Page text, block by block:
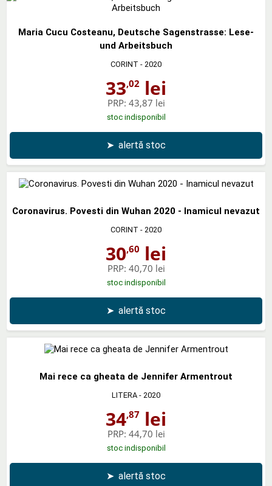
Maria Cucu Costeanu, Deutsche Sagenstrasse: Lese-
und Arbeitsbuch
CORINT - 2020
33,02 lei
PRP: 43,87 lei
stoc indisponibil
➤ alertă stoc
Coronavirus. Povesti din Wuhan 2020 - Inamicul nevazut
CORINT - 2020
30,60 lei
PRP: 40,70 lei
stoc indisponibil
➤ alertă stoc
Mai rece ca gheata de Jennifer Armentrout
LITERA - 2020
34,87 lei
PRP: 44,70 lei
stoc indisponibil
➤ alertă stoc